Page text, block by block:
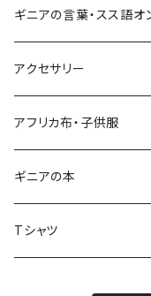
ワイドパンツ♡7分丈
ワイドパンツ♡ロング
ワイドパンツハイウエスト
ジャンベケース
ドゥンドゥン ベル
男女兼用シャツ＆パンツ
ギニアの言葉・スス語オ
アクセサリー
キーホルダー
ネックレス
ブレスレット
アフリカ布・子供服
ギニアの本
Tシャツ